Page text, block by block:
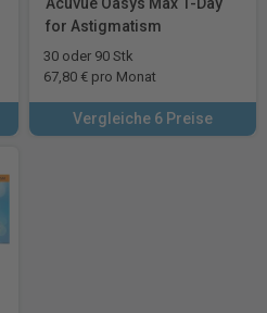
for Astigmatism
30 oder 90 Stk
67,80 € pro Monat
Vergleiche 6 Preise